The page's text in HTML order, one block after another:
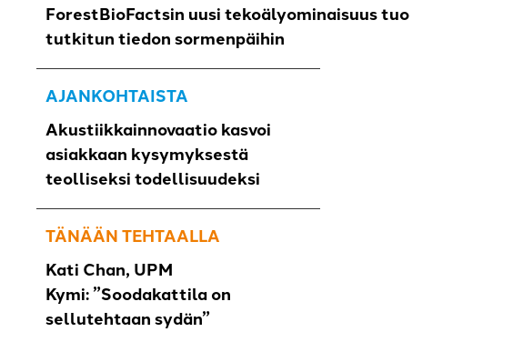
ForestBioFactsin uusi tekoälyominaisuus tuo
tutkitun tiedon sormenpäihin
AJANKOHTAISTA
Akustiikkainnovaatio kasvoi
asiakkaan kysymyksestä
teolliseksi todellisuudeksi
TÄNÄÄN TEHTAALLA
Kati Chan, UPM
Kymi: ”Soodakattila on
sellutehtaan sydän”